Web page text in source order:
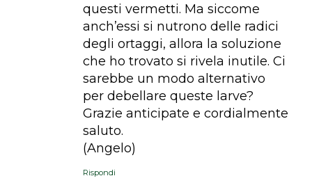
questi vermetti. Ma siccome
anch’essi si nutrono delle radici
degli ortaggi, allora la soluzione
che ho trovato si rivela inutile. Ci
sarebbe un modo alternativo
per debellare queste larve?
Grazie anticipate e cordialmente
saluto.
(Angelo)
Rispondi